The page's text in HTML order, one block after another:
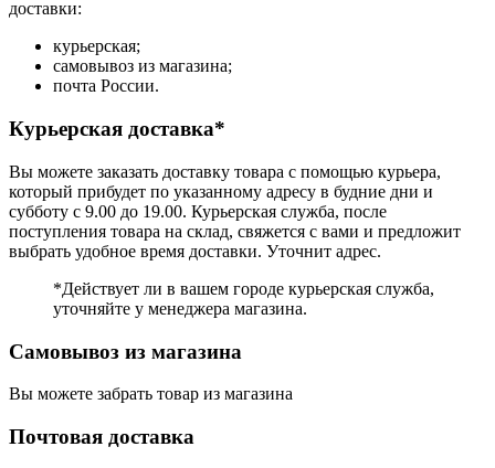
доставки:
курьерская;
самовывоз из магазина;
почта России.
Курьерская доставка*
Вы можете заказать доставку товара с помощью курьера,
который прибудет по указанному адресу в будние дни и
субботу с 9.00 до 19.00. Курьерская служба, после
поступления товара на склад, свяжется с вами и предложит
выбрать удобное время доставки. Уточнит адрес.
*Действует ли в вашем городе курьерская служба,
уточняйте у менеджера магазина.
Самовывоз из магазина
Вы можете забрать товар из магазина
Почтовая доставка